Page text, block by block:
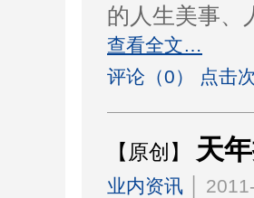
的人生美事、
查看全文…
评论（0） 点击
【原创】 天
业内资讯 │